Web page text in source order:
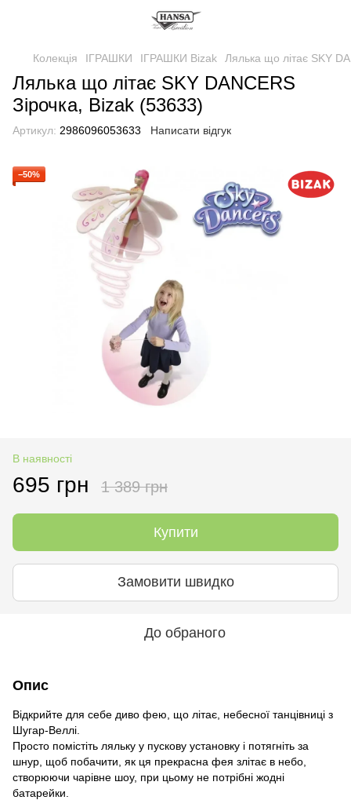
Колекція ІГРАШКИ ІГРАШКИ Bizak Лялька що літає SKY
Лялька що літає SKY DANCERS
Зірочка, Bizak (53633)
Артикул: 2986096053633 Написати відгук
−50%
В наявності
695 грн 1 389 грн
Купити
Замовити швидко
До обраного
Опис
Відкрийте для себе диво фею, що літає, небесної танцівниці з
Шугар-Веллі.
Просто помістіть ляльку у пускову установку і потягніть за
шнур, щоб побачити, як ця прекрасна фея злітає в небо,
створюючи чарівне шоу, при цьому не потрібні жодні
батарейки.